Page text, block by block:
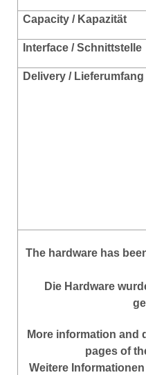
Capacity / Kapazität
Interface / Schnittstelle
Delivery / Lieferumfang
The hardware has
Die Hardware
More information and
pages of
Weitere